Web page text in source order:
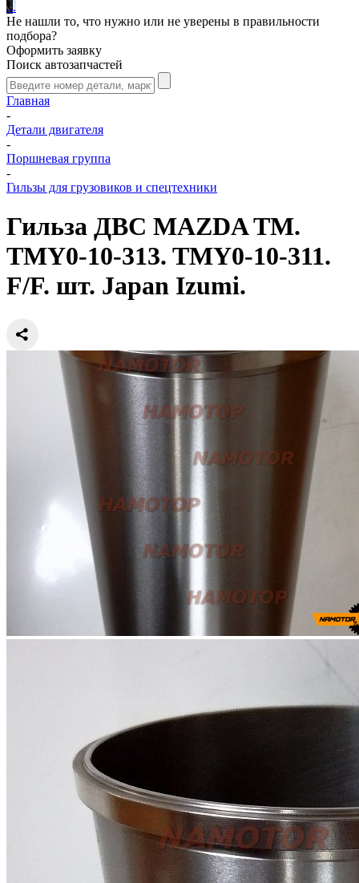
...
Не нашли то, что нужно или не уверены в правильности
подбора?
Оформить заявку
Поиск автозапчастей
Главная
-
Детали двигателя
-
Поршневая группа
-
Гильзы для грузовиков и спецтехники
Гильза ДВС MAZDA TM.
TMY0-10-313. TMY0-10-311.
F/F. шт. Japan Izumi.